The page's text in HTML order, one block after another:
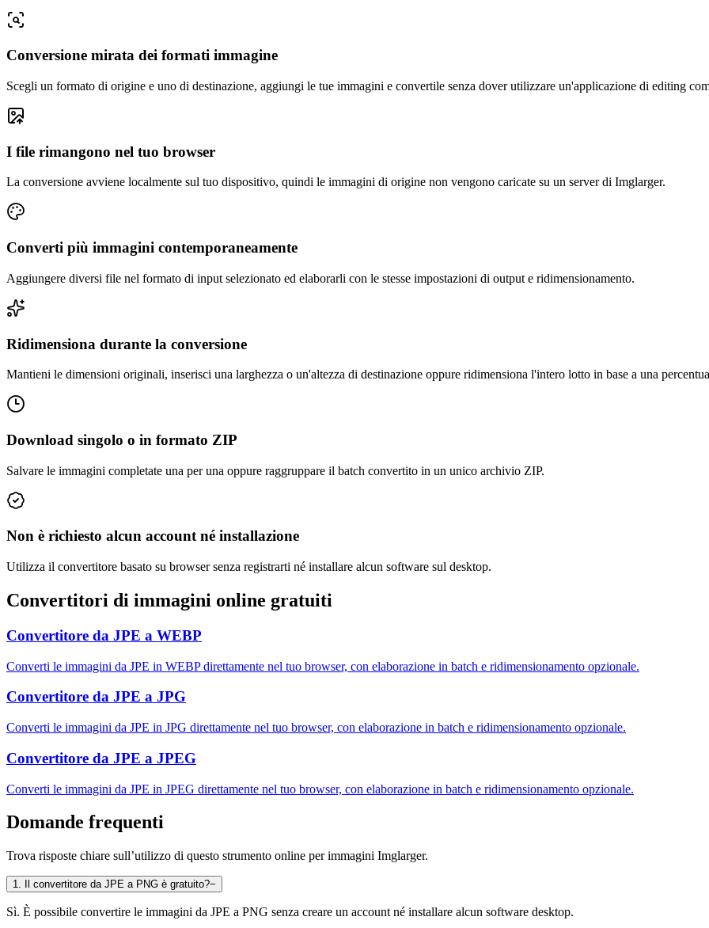
Conversione mirata dei formati immagine
Scegli un formato di origine e uno di destinazione, aggiungi le tue immagini e convertile senza dover utilizzare un'applicazione di editing
I file rimangono nel tuo browser
La conversione avviene localmente sul tuo dispositivo, quindi le immagini di origine non vengono caricate su un server di Imglarger.
Converti più immagini contemporaneamente
Aggiungere diversi file nel formato di input selezionato ed elaborarli con le stesse impostazioni di output e ridimensionamento.
Ridimensiona durante la conversione
Mantieni le dimensioni originali, inserisci una larghezza o un'altezza di destinazione oppure ridimensiona l'intero lotto in base a una
Download singolo o in formato ZIP
Salvare le immagini completate una per una oppure raggruppare il batch convertito in un unico archivio ZIP.
Non è richiesto alcun account né installazione
Utilizza il convertitore basato su browser senza registrarti né installare alcun software sul desktop.
Convertitori di immagini online gratuiti
Convertitore da JPE a WEBP
Converti le immagini da JPE in WEBP direttamente nel tuo browser, con elaborazione in batch e ridimensionamento opzionale.
Convertitore da JPE a JPG
Converti le immagini da JPE in JPG direttamente nel tuo browser, con elaborazione in batch e ridimensionamento opzionale.
Convertitore da JPE a JPEG
Converti le immagini da JPE in JPEG direttamente nel tuo browser, con elaborazione in batch e ridimensionamento opzionale.
Domande frequenti
Trova risposte chiare sull’utilizzo di questo strumento online per immagini Imglarger.
1. Il convertitore da JPE a PNG è gratuito?−
Sì. È possibile convertire le immagini da JPE a PNG senza creare un account né installare alcun software desktop.